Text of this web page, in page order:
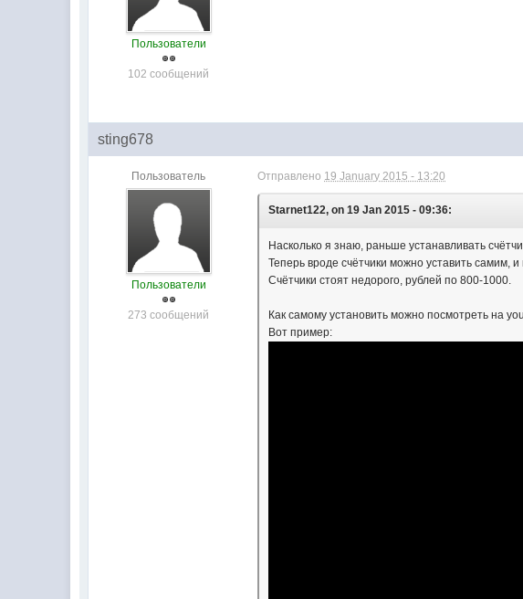
Пользователи
102 сообщений
sting678
Пользователь
Пользователи
273 сообщений
Отправлено 19 January 2015 - 13:20
Starnet122, on 19 Jan 2015 - 09:36:
Насколько я знаю, раньше устанавливать
Теперь вроде счётчики можно уставить самим,
Счётчики стоят недорого, рублей по 800-1000.
Как самому установить можно посмотреть на
Вот пример: